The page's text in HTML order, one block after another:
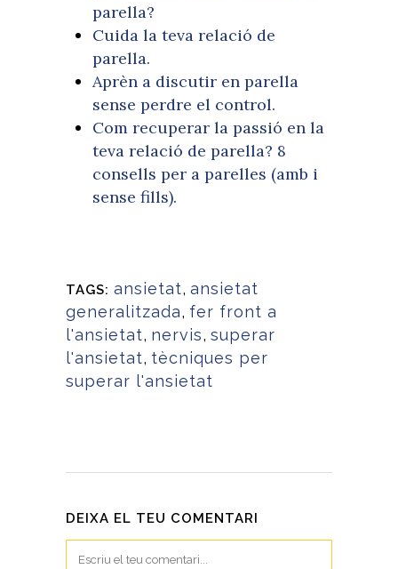
parella?
Cuida la teva relació de
parella.
Aprèn a discutir en parella
sense perdre el control.
Com recuperar la passió en la
teva relació de parella? 8
consells per a parelles (amb i
sense fills).
TAGS: ansietat, ansietat
generalitzada, fer front a
l'ansietat, nervis, superar
l'ansietat, tècniques per
superar l'ansietat
DEIXA EL TEU COMENTARI